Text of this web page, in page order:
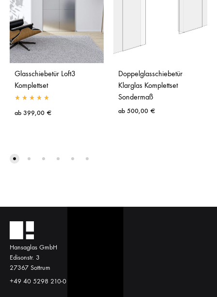
Glasschiebetür Loft3
Komplettset
ab 399,00 €
Doppelglasschiebetür
Klarglas Komplettset
Sondermaß
ab 500,00 €
Hansaglas GmbH
Edisonstr. 3
27367 Sottrum
+49 40 5298 210-0